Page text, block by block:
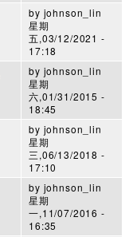
by johnson_lin
星期
五,03/12/2021 -
17:18
by johnson_lin
星期
六,01/31/2015 -
18:45
by johnson_lin
星期
三,06/13/2018 -
17:10
by johnson_lin
星期
一,11/07/2016 -
16:35